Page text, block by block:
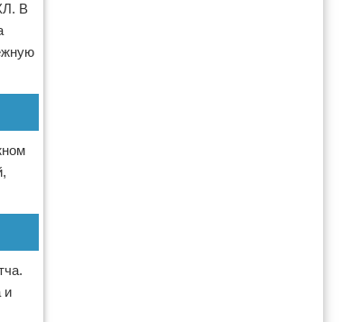
В
и